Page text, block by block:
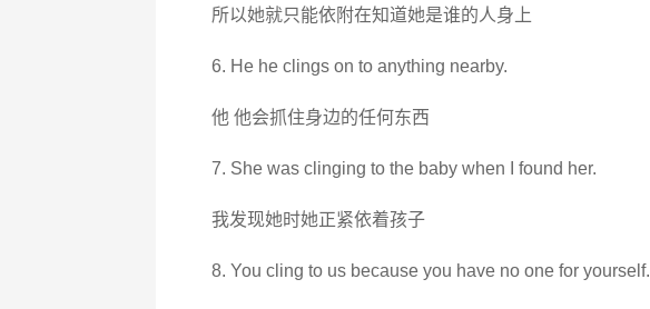
所以她就只能依附在知道她是谁的人身上
6. He he clings on to anything nearby.
他 他会抓住身边的任何东西
7. She was clinging to the baby when I found her.
我发现她时她正紧依着孩子
8. You cling to us because you have no one for yourself.